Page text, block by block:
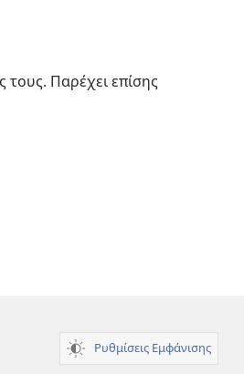
τους. Παρέχει επίσης
Ρυθμίσεις Εμφάνισης